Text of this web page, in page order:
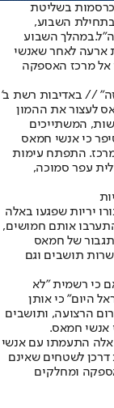
בשליטת
השבוע,
במהלך השבוע
ארעה לאחר שאנשי
אל מרכז האספקה
// באדיבות רשת ב'
לעצור את ההמון
המשתייכים
כי אנשי חמאס
התפתח עימות
עפר סמוכה,
יריות שפגעו באלה
אותם חמושים,
תגבור של חמאס
תושבים וגם
כי רשמית "לא
היום" כי אותן
הרצועה, ותושבים
אנשי חמאס.
אלה התעמתו עם אנשי
לשטחים שאינם
ומחלקים